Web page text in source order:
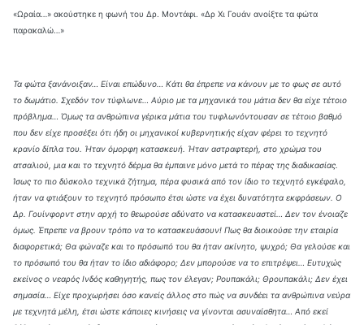
«Ωραία…» ακούστηκε η φωνή του Δρ. Μοντάφι. «Δρ Χι Γουάν ανοίξτε τα φώτα
παρακαλώ…»
Τα φώτα ξανάνοιξαν… Είναι επώδυνο… Κάτι θα έπρεπε να κάνουν με το φως σε αυτό
το δωμάτιο. Σχεδόν τον τύφλωνε… Αύριο με τα μηχανικά του μάτια δεν θα είχε τέτοιο
πρόβλημα… Όμως τα ανθρώπινα γέρικα μάτια του τυφλωνόντουσαν σε τέτοιο βαθμό
που δεν είχε προσέξει ότι ήδη οι μηχανικοί κυβερνητικής είχαν φέρει το τεχνητό
κρανίο δίπλα του. Ήταν όμορφη κατασκευή. Ήταν αστραφτερή, στο χρώμα του
ατσαλιού, μια και το τεχνητό δέρμα θα έμπαινε μόνο μετά το πέρας της διαδικασίας.
Ίσως το πιο δύσκολο τεχνικά ζήτημα, πέρα φυσικά από τον ίδιο το τεχνητό εγκέφαλο,
ήταν να φτιάξουν το τεχνητό πρόσωπο έτσι ώστε να έχει δυνατότητα εκφράσεων. Ο
Δρ. Γουίνφορντ στην αρχή το θεωρούσε αδύνατο να κατασκευαστεί… Δεν τον ένοιαζε
όμως. Έπρεπε να βρουν τρόπο να το κατασκευάσουν! Πως θα διοικούσε την εταιρία
διαφορετικά; Θα φώναζε και το πρόσωπό του θα ήταν ακίνητο, ψυχρό; Θα γελούσε και
το πρόσωπό του θα ήταν το ίδιο αδιάφορο; Δεν μπορούσε να το επιτρέψει… Ευτυχώς
εκείνος ο νεαρός Ινδός καθηγητής, πως τον έλεγαν; Ρουπακάλι; Θρουπακάλι; Δεν έχει
σημασία… Είχε προχωρήσει όσο κανείς άλλος στο πώς να συνδέει τα ανθρώπινα νεύρα
με τεχνητά μέλη, έτσι ώστε κάποιες κινήσεις να γίνονται ασυναίσθητα… Από εκεί